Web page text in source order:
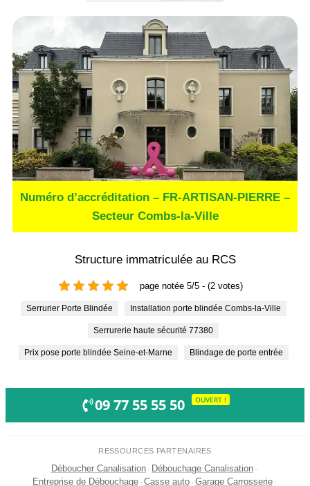
Numéro d’accréditation – FR-ARTISAN-PIERRE –
Secteur Combs-la-Ville
Structure immatriculée au RCS
page notée 5/5 - (2 votes)
Serrurier Porte Blindée Installation porte blindée Combs-la-Ville
Serrurerie haute sécurité 77380
Prix pose porte blindée Seine-et-Marne Blindage de porte entrée
09 77 55 55 50 OUVERT !
RESSOURCES PARTENAIRES
Déboucher Canalisation · Débouchage Canalisation ·
Entreprise de Débouchage · Casse auto · Garage Carrosserie ·